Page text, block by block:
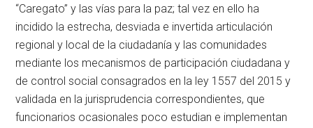
“Caregato” y las vías para la paz; tal vez en ello ha
incidido la estrecha, desviada e invertida articulación
regional y local de la ciudadanía y las comunidades
mediante los mecanismos de participación ciudadana y
de control social consagrados en la ley 1557 del 2015 y
validada en la jurisprudencia correspondientes, que
funcionarios ocasionales poco estudian e implementan